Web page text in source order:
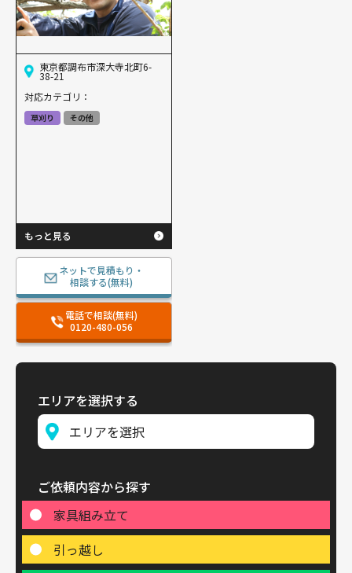
東京都調布市深大寺北町6-
38-21
対応カテゴリ：
草刈り その他
もっと見る
ネットで見積もり・
相談する(無料)
電話で相談(無料)
0120-480-056
エリアを選択する
ご依頼内容から探す
家具組み立て
引っ越し